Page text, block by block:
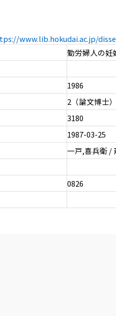
www.lib.hokudai.ac.jp/
勤労婦人の妊
1986
2（論文博士
3180
1987-03-25
一戸,喜兵衛
0826